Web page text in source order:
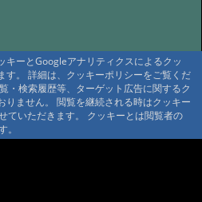
神様に歓迎されています
@ '10 10/19 08:20
り最終日 @ '10 10/18 11:51
ゃん！ @ '10 10/18 11:32
マセンター終了
キーとGoogleアナリティクスによるクッ
す。 詳細は、クッキーポリシーをご覧くだ
・検索履歴等、ターゲット広告に関するク
りません。 閲覧を継続される時はクッキー
ていただきます。 クッキーとは閲覧者の